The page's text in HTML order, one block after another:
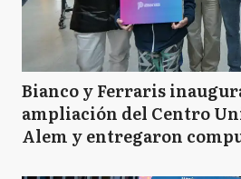
Bianco y Ferraris
ampliación del Centro
Alem y entregaron